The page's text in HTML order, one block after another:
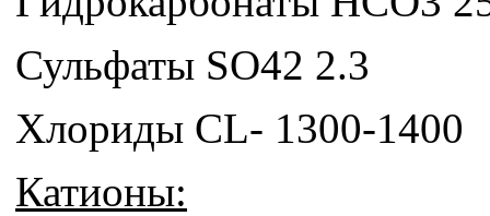
Сульфаты SO42 2.3
Хлориды CL- 1300-1400
Катионы: